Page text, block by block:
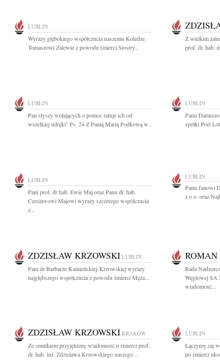
LUBLIN
Wyrazy głębokiego współczucia naszemu Koledze
Tomaszowi Zalewie z powodu śmierci Siostry...
Z wielkim
prof. dr. hab.
LUBLIN
Pan słyszy wołających o pomoc ratuje ich od
wszelkiej udręki" Ps. 24 Z Panią Marią Podkową w...
LUBLIN
Panu
spółki Port
LUBLIN
Pani prof. dr hab. Ewie Maj oraz Panu dr. hab.
Czesławowi Majowi wyrazy szczerego współczucia
z...
LUBLIN
Panu Janowi
z o.o. oraz
ZDZISŁAW KRZOWSKI LUBLIN
Pani dr Barbarze Kamieńskiej-Krzowskiej wyrazy
najgłębszego współczucia z powodu śmierci Męża...
ROMAN
Rada
Węglowej SA
wiadomość...
ZDZISŁAW KRZOWSKI KRAKÓW
Ze smutkiem przyjęliśmy wiadomość o śmierci prof.
dr. hab. inż. Zdzisława Krzowskiego naszego...
LUBLIN
Łączymy się
po śmierci